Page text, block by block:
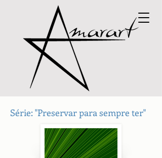
Série: "Preservar para sempre ter"